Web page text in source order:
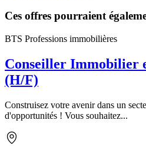
Ces offres pourraient
BTS Professions immobilières
Conseiller Immobilier
(H/F)
Construisez votre avenir dans un
d'opportunités ! Vous souhaitez...